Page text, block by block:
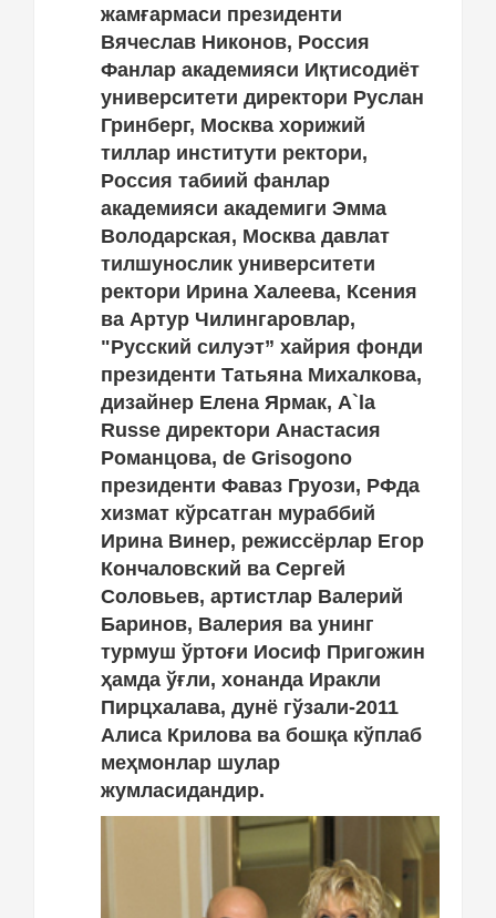
жамғармаси президенти
Вячеслав Никонов, Россия
Фанлар академияси Иқтисодиёт
университети директори Руслан
Гринберг, Москва хорижий
тиллар институти ректори,
Россия табиий фанлар
академияси академиги Эмма
Володарская, Москва давлат
тилшунослик университети
ректори Ирина Халеева, Ксения
ва Артур Чилингаровлар,
"Русский силуэт” хайрия фонди
президенти Татьяна Михалкова,
дизайнер Елена Ярмак, A`la
Russe директори Анастасия
Романцова, de Grisоgono
президенти Фаваз Груози, РФда
хизмат кўрсатган мураббий
Ирина Винер, режиссёрлар Егор
Кончаловский ва Сергей
Соловьев, артистлар Валерий
Баринов, Валерия ва унинг
турмуш ўртоғи Иосиф Пригожин
ҳамда ўғли, хонанда Иракли
Пирцхалава, дунё гўзали-2011
Алиса Крилова ва бошқа кўплаб
меҳмонлар шулар
жумласидандир.